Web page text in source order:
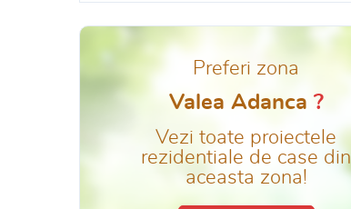
Preferi zona
Valea Adanca ?
Vezi toate proiectele
rezidentiale de case din
aceasta zona!